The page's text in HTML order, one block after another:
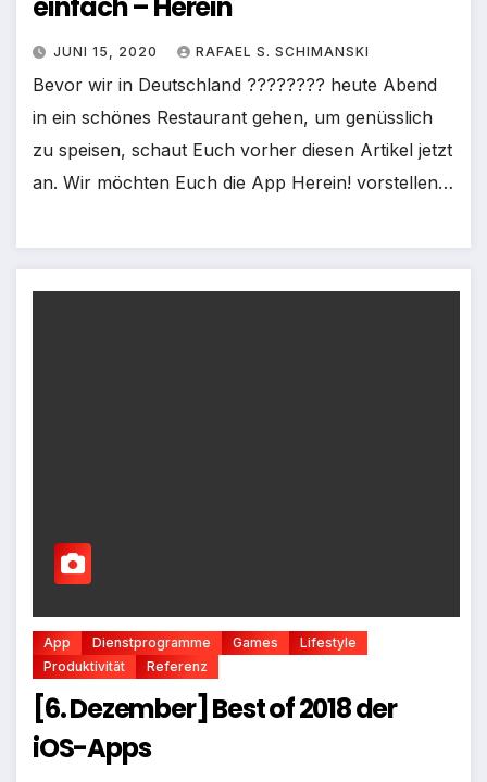
JUNI 15, 2020 RAFAEL S. SCHIMANSKI
Bevor wir in Deutschland ???????? heute Abend
in ein schönes Restaurant gehen, um genüsslich
zu speisen, schaut Euch vorher diesen Artikel jetzt
an. Wir möchten Euch die App Herein! vorstellen…
App Dienstprogramme Games
Lifestyle
Produktivität
Referenz
[6. Dezember] Best of 2018 der
iOS-Apps